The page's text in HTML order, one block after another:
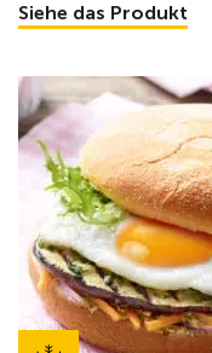
Siehe das Produkt